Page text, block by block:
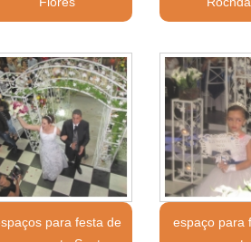
para festa de
espaço para